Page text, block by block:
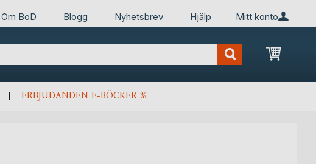
Mitt konto
Om BoD Blogg Nyhetsbrev Hjälp
Min
ERBJUDANDEN E-BÖCKER %